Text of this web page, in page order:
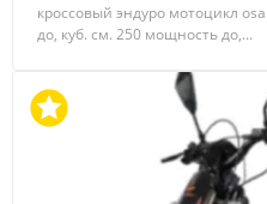
кроссовый эндуро мотоцикл
до, куб. см. 250 мощность до,...